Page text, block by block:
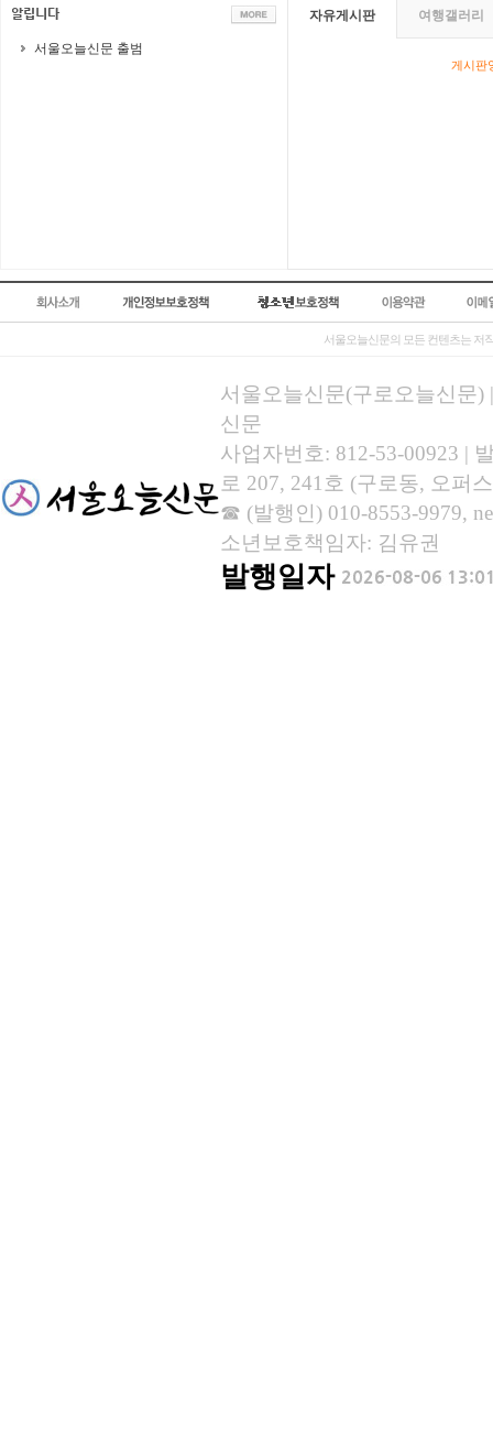
서울오늘신문 출범
자유게시판 여행갤러리
게시판
서울오늘신문의 모든 컨텐츠는 저
서울오늘신문(구로오늘신문)
신문
사업자번호: 812-53-00923 |
로 207, 241호 (구로동, 오퍼
☎ (발행인) 010-8553-9979,
소년보호책임자: 김유권
발행일자